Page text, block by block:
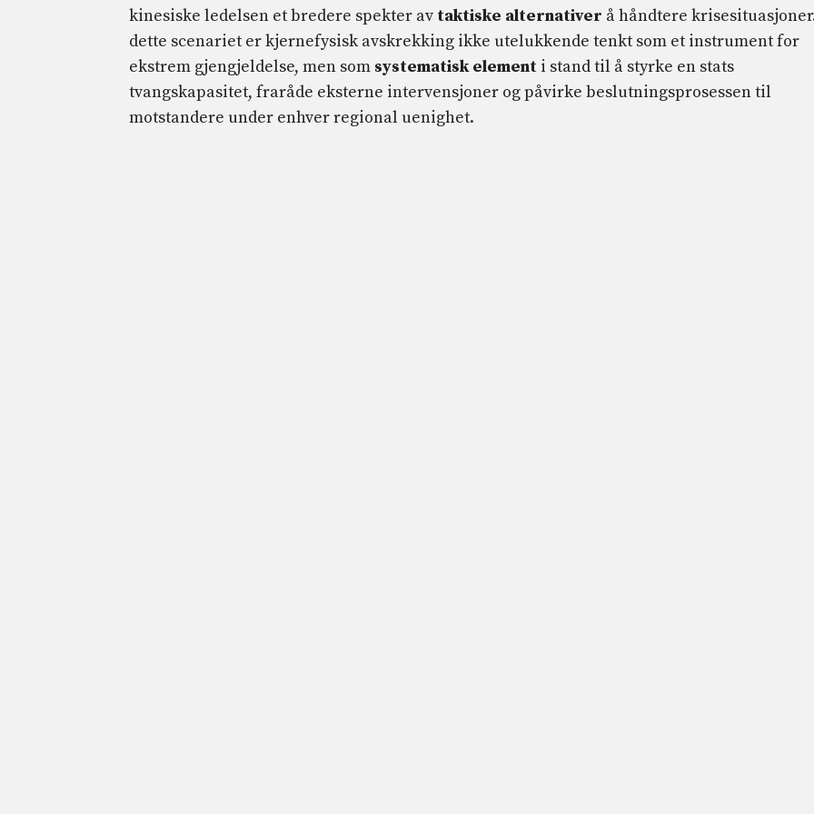
kinesiske ledelsen et bredere spekter av taktiske alternativer å håndtere
dette scenariet er kjernefysisk avskrekking ikke utelukkende tenkt som et instrument for
ekstrem gjengjeldelse, men som systematisk element i stand til å styrke en stats
tvangskapasitet, fraråde eksterne intervensjoner og påvirke beslutningsprosessen til
motstandere under enhver regional uenighet.